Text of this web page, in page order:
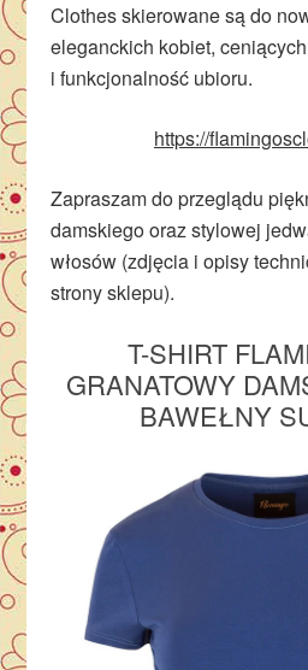
Clothes skierowane są do
eleganckich kobiet,
i funkcjonalność ubioru.
https://
Zapraszam do przeglądu
damskiego oraz stylowej
włosów (zdjęcia i opisy
strony sklepu).
T-SHIRT
GRANATOWY
BAWEŁNY